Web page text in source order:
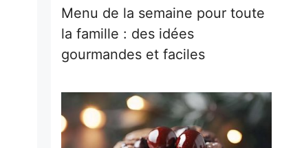
Menu de la semaine pour toute
la famille : des idées
gourmandes et faciles